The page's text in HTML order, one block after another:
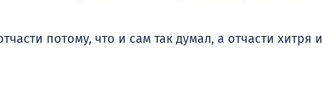
потому, что и сам так думал, а отчасти хитря и